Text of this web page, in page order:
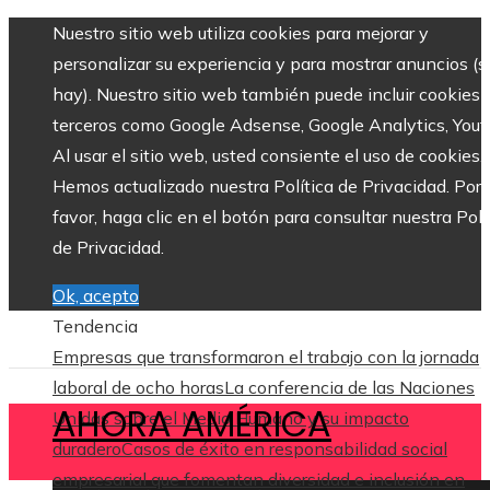
Nuestro sitio web utiliza cookies para mejorar y
personalizar su experiencia y para mostrar anuncios
hay). Nuestro sitio web también puede incluir cookies
terceros como Google Adsense, Google Analytics,
Al usar el sitio web, usted consiente el uso de cookies.
Hemos actualizado nuestra Política de Privacidad. Por
favor, haga clic en el botón para consultar nuestra
de Privacidad.
Ok, acepto
Tendencia
Empresas que transformaron el trabajo con la jornada
laboral de ocho horasLa conferencia de las Naciones
Unidas sobre el Medio Humano y su impacto
duraderoCasos de éxito en responsabilidad social
empresarial que fomentan diversidad e inclusión en
AHORA AMÉRICA